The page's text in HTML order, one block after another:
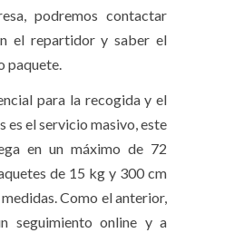
podremos contactar
el repartidor y saber el
paquete.
para la recogida y el
es el servicio masivo, este
en un máximo de 72
de 15 kg y 300 cm
Como el anterior,
seguimiento online y a